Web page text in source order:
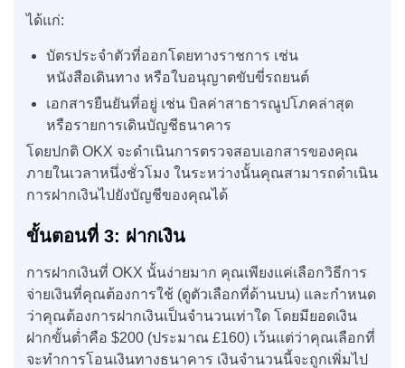
ได้แก่:
บัตรประจำตัวที่ออกโดยทางราชการ เช่น
หนังสือเดินทาง หรือใบอนุญาตขับขี่รถยนต์
เอกสารยืนยันที่อยู่ เช่น บิลค่าสาธารณูปโภคล่าสุด
หรือรายการเดินบัญชีธนาคาร
โดยปกติ OKX จะดำเนินการตรวจสอบเอกสารของคุณ
ภายในเวลาหนึ่งชั่วโมง ในระหว่างนั้นคุณสามารถดำเนิน
การฝากเงินไปยังบัญชีของคุณได้
ขั้นตอนที่ 3: ฝากเงิน
การฝากเงินที่ OKX นั้นง่ายมาก คุณเพียงแค่เลือกวิธีการ
จ่ายเงินที่คุณต้องการใช้ (ดูตัวเลือกที่ด้านบน) และกำหนด
ว่าคุณต้องการฝากเงินเป็นจำนวนเท่าใด โดยมียอดเงิน
ฝากขั้นต่ำคือ $200 (ประมาณ £160) เว้นแต่ว่าคุณเลือกที่
จะทำการโอนเงินทางธนาคาร เงินจำนวนนี้จะถูกเพิ่มไป